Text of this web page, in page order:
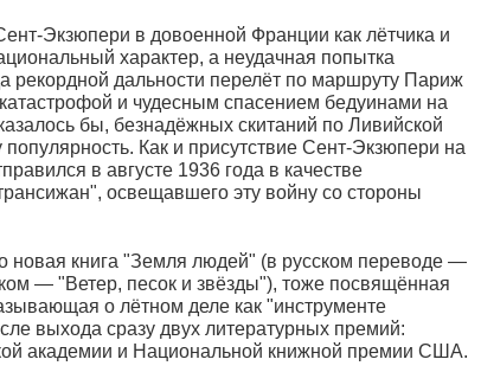
Экзюпери в довоенной Франции как лётчика и
характер, а неудачная попытка
рекордной дальности перелёт по маршруту Париж
и чудесным спасением бедуинами на
бы, безнадёжных скитаний по Ливийской
популярность. Как и присутствие Сент-Экзюпери на
в августе 1936 года в качестве
освещавшего эту войну со стороны
новая книга "Земля людей" (в русском переводе —
— "Ветер, песок и звёзды"), тоже посвящённая
о лётном деле как "инструменте
выхода сразу двух литературных премий:
академии и Национальной книжной премии США.